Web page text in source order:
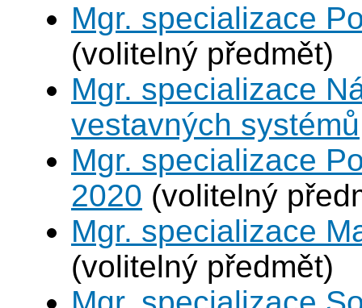
Mgr. specializace
(volitelný předmět)
Mgr. specializace
vestavných
Mgr. specializace
2020 (volitelný
Mgr. specializace
(volitelný předmět)